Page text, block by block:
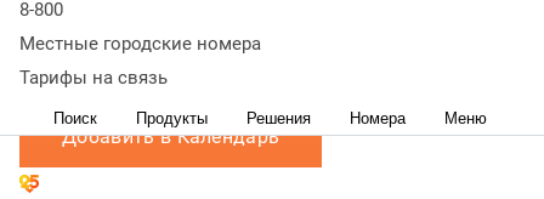
8-800
Местные городские номера
Тарифы на связь
Поиск Продукты Решения Номера Меню
конференции.
Подробнее
Добавить в Календарь